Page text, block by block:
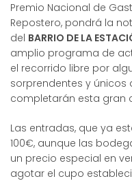
Premio Nacional de
Repostero, pondrá la
del BARRIO DE LA
amplio programa de
el recorrido libre por
sorprendentes y
completarán esta gran
Las entradas, que ya
100€, aunque las
un precio especial en
agotar el cupo